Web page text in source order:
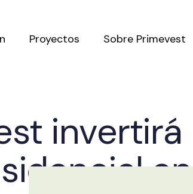
Proyectos Sobre Primevest
invertirá
en